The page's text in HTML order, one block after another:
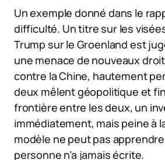
Un exemple donné dans le
difficulté. Un titre sur les
Trump sur le Groenland est
une menace de nouveaux
contre la Chine, hautement
deux mêlent géopolitique et
frontière entre les deux, un
immédiatement, mais peine à
modèle ne peut pas
personne n’a jamais écrite.